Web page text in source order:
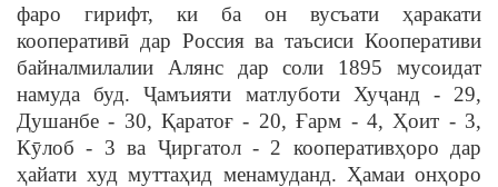
фаро гирифт, ки ба он вусъати ҳаракати
кооперативӣ дар Россия ва таъсиси Кооперативи
байналмилалии Алянс дар соли 1895 мусоидат
намуда буд. Ҷамъияти матлуботи Хуҷанд - 29,
Душанбе - 30, Қаратоғ - 20, Ғарм - 4, Ҳоит - 3,
Кӯлоб - 3 ва Ҷиргатол - 2 кооперативҳоро дар
ҳайати худ муттаҳид менамуданд. Ҳамаи онҳоро